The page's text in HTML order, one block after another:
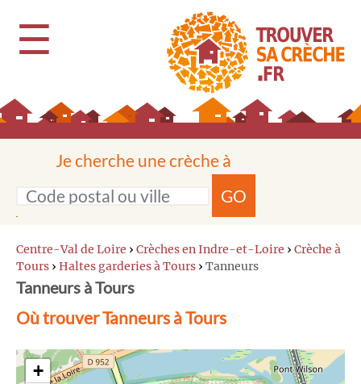
☰
Je cherche une crèche à
GO
Centre-Val de Loire › Crèches en Indre-et-Loire › Crèche à
Tours › Haltes garderies à Tours › Tanneurs
Tanneurs à Tours
Où trouver Tanneurs à Tours
+